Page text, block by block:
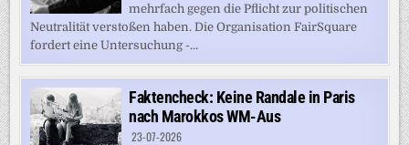
mehrfach gegen die Pflicht zur politischen
Neutralität verstoßen haben. Die Organisation FairSquare
fordert eine Untersuchung -...
Faktencheck: Keine Randale in Paris
nach Marokkos WM-Aus
23-07-2026